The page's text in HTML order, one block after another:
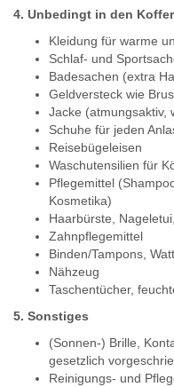
4. Unbedingt in den Koffer
Kleidung für warme
Schlaf- und
Badesachen (extra
Geldversteck wie
Jacke (atmungsaktiv,
Schuhe für jeden
Reisebügeleisen
Waschutensilien für
Pflegemittel
Kosmetika)
Haarbürste,
Zahnpflegemittel
Binden/Tampons,
Nähzeug
Taschentücher,
5. Sonstiges
(Sonnen-) Brille,
gesetzlich
Reinigungs- und